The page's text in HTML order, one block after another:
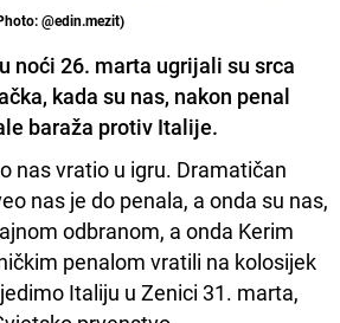
@edin.mezit)
noći 26. marta ugrijali su srca
kada su nas, nakon penal
baraža protiv Italije.
nas vratio u igru. Dramatičan
nas je do penala, a onda su nas,
odbranom, a onda Kerim
penalom vratili na kolosijek
Italiju u Zenici 31. marta,